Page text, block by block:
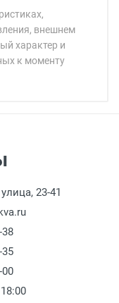
внешнем
характер и
к моменту
производится
на пункте
до 15:00, в
г. Москва,
17, корпус 1,
55-35.
в пункт
с
поступлении
23-41